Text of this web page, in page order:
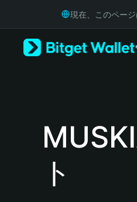
Русский
Português (Portugal)
Bahasa Indonesia
現在、このページ
ト